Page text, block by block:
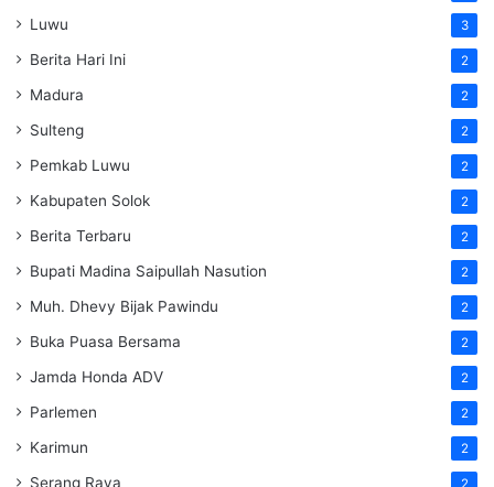
Luwu 3
Berita Hari Ini 2
Madura 2
Sulteng 2
Pemkab Luwu 2
Kabupaten Solok 2
Berita Terbaru 2
Bupati Madina Saipullah Nasution 2
Muh. Dhevy Bijak Pawindu 2
Buka Puasa Bersama 2
Jamda Honda ADV 2
Parlemen 2
Karimun 2
Serang Raya 2